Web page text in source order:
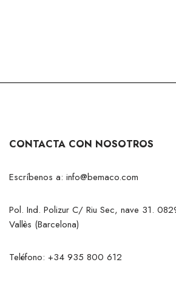
CONTACTA CON NOSOTROS
Escríbenos a: info@bemaco.com
Pol. Ind. Polizur C/ Riu Sec, nave 31.
Vallès (Barcelona)
Teléfono: +34 935 800 612